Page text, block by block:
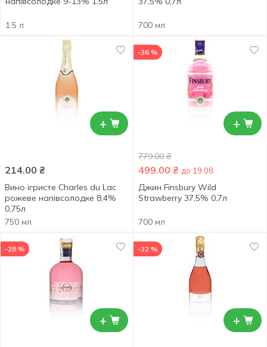
1.5 л 700 мл
+
214.00 ₴
Вино ігристе Charles du Lac
рожеве напівсолодке 8,4%
0,75л
750 мл
+
-36 %
779.00 ₴
499.00 ₴ до 19.08
Джин Finsbury Wild
Strawberry 37,5% 0,7л
700 мл
+
-28 %
+
-32 %